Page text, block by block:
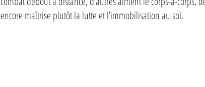
encore maîtrise plutôt la lutte et l’immobilisation au sol.